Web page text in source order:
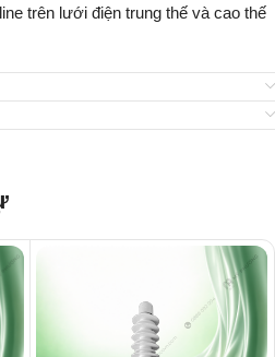
trên lưới điện trung thế và cao thế